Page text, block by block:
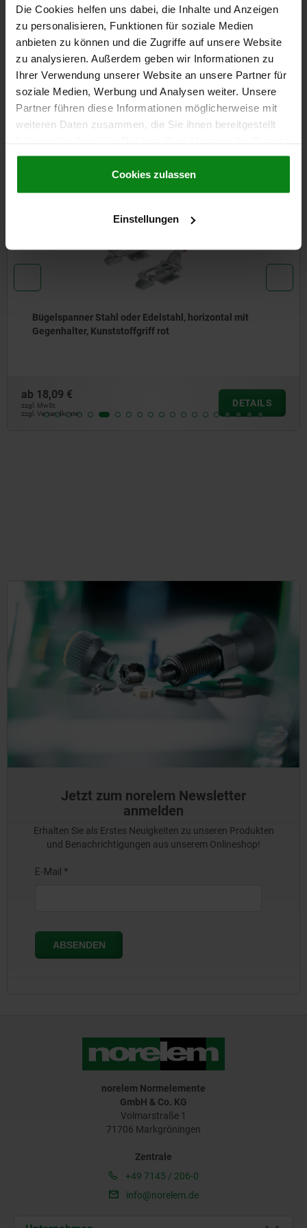
Die Cookies helfen uns dabei, die Inhalte und Anzeigen
zu personalisieren, Funktionen für soziale Medien
anbieten zu können und die Zugriffe auf unsere Website
zu analysieren. Außerdem geben wir Informationen zu
Ihrer Verwendung unserer Website an unsere Partner für
soziale Medien, Werbung und Analysen weiter. Unsere
Partner führen diese Informationen möglicherweise mit
weiteren Daten zusammen, die Sie ihnen bereitgestellt
gesammelt haben.Cookie Richtlinien
Datenschutz|AGB
Cookies zulassen
Einstellungen
DETAILS
CAD
DOWNLOADS
Bügelspanner Stahl oder Edelstahl, horizontal mit
Gegenhalter, Kunststoffgriff rot
ab 18,09 €
zzgl. MwSt.
zzgl. Versandkosten
DETAILS
Jetzt zum norelem Newsletter
anmelden
Erhalten Sie als Erstes Neuigkeiten zu unseren Produkten
und Benachrichtigungen aus unserem Onlineshop!
norelem Normelemente
GmbH & Co. KG
Volmarstraße 1
71706 Markgröningen
Zentrale
+49 7145 / 206-0
info@norelem.de